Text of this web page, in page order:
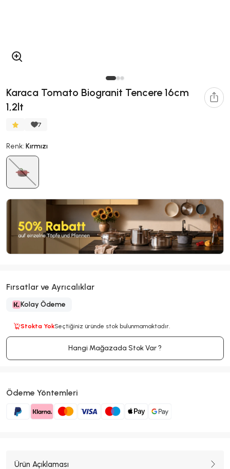
Karaca Tomato Biogranit Tencere 16cm
1,2lt
7
Renk: Kırmızı
Fırsatlar ve Ayrıcalıklar
Kolay Ödeme
Stokta YokSeçtiğiniz üründe stok bulunmamaktadır.
Hangi Mağazada Stok Var ?
Ödeme Yöntemleri
Ürün Açıklaması